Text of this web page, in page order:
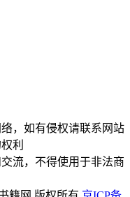
，如有侵权请联系网站
利
流，不得使用于非法商